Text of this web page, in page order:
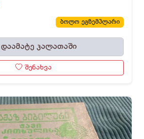
ბოლო ეგზემპლარი
დაამატე კალათაში
შენახვა